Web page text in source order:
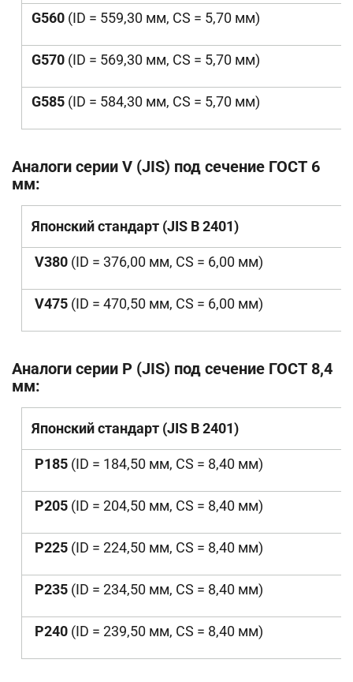
G560 (ID = 559,30 мм, CS = 5,70 мм)
G570 (ID = 569,30 мм, CS = 5,70 мм)
G585 (ID = 584,30 мм, CS = 5,70 мм)
Аналоги серии V (JIS) под сечение ГОСТ 6
мм:
Японский стандарт (JIS B 2401)
V380 (ID = 376,00 мм, CS = 6,00 мм)
V475 (ID = 470,50 мм, CS = 6,00 мм)
Аналоги серии P (JIS) под сечение ГОСТ 8,4
мм:
Японский стандарт (JIS B 2401)
P185 (ID = 184,50 мм, CS = 8,40 мм)
P205 (ID = 204,50 мм, CS = 8,40 мм)
P225 (ID = 224,50 мм, CS = 8,40 мм)
P235 (ID = 234,50 мм, CS = 8,40 мм)
P240 (ID = 239,50 мм, CS = 8,40 мм)